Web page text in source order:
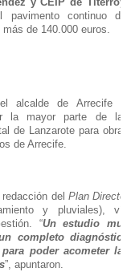
continuo
de 140.000 euros.
alcalde de Arrecife
la mayor parte de
de Lanzarote para
de Arrecife.
del Plan
y pluviales),
“Unestudio
completo
poder acometer
”, apuntaron.